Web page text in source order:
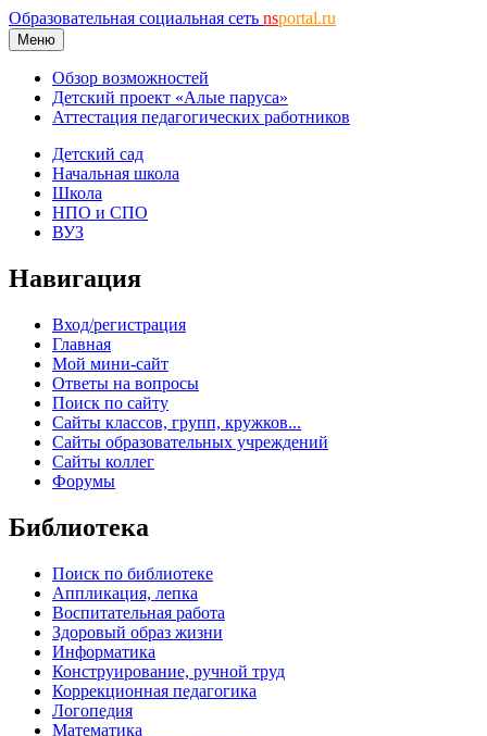
Образовательная социальная сеть nsportal.ru
Меню
Обзор возможностей
Детский проект «Алые паруса»
Аттестация педагогических работников
Детский сад
Начальная школа
Школа
НПО и СПО
ВУЗ
Навигация
Вход/регистрация
Главная
Мой мини-сайт
Ответы на вопросы
Поиск по сайту
Сайты классов, групп, кружков...
Сайты образовательных учреждений
Сайты коллег
Форумы
Библиотека
Поиск по библиотеке
Аппликация, лепка
Воспитательная работа
Здоровый образ жизни
Информатика
Конструирование, ручной труд
Коррекционная педагогика
Логопедия
Математика